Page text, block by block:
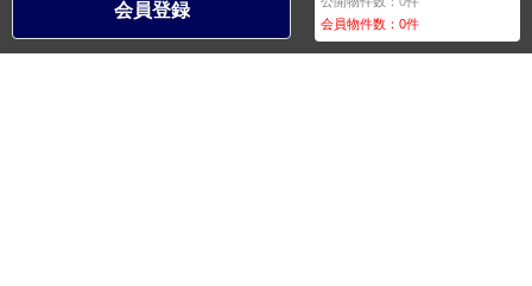
会員登録
会員物件数：0件